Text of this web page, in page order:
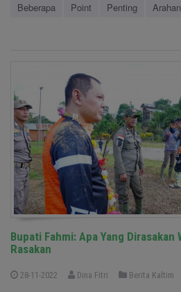
Beberapa
Point Penting Arahan
Bupati Fahmi: Apa Yang Dirasakan
Rasakan
28-11-2022 Dina Fitri Berita Kaltim